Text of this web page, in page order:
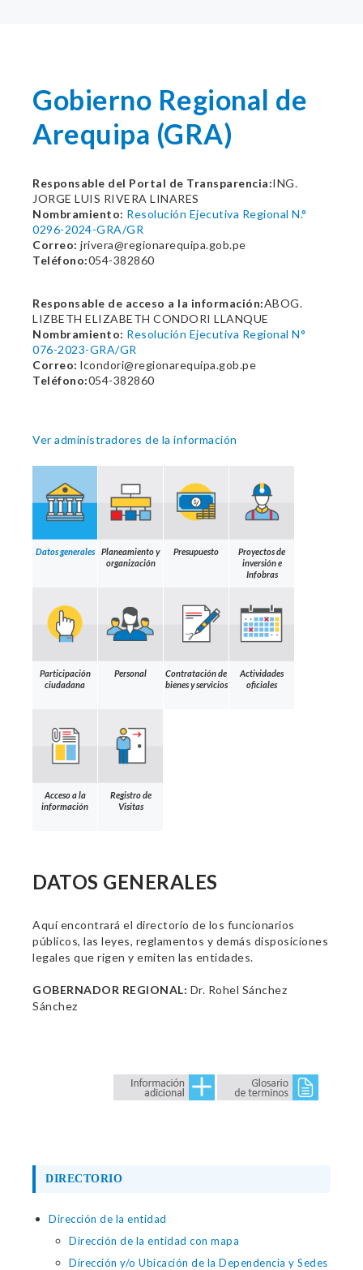
Gobierno Regional de
Arequipa (GRA)
Responsable del Portal de Transparencia:ING.
JORGE LUIS RIVERA LINARES
Nombramiento: Resolución Ejecutiva Regional N.°
0296-2024-GRA/GR
Correo: jrivera@regionarequipa.gob.pe
Teléfono:054-382860
Responsable de acceso a la información:ABOG.
LIZBETH ELIZABETH CONDORI LLANQUE
Nombramiento: Resolución Ejecutiva Regional N°
076-2023-GRA/GR
Correo: lcondori@regionarequipa.gob.pe
Teléfono:054-382860
Ver administradores de la información
Datos generales
Planeamiento y
organización
Presupuesto
Proyectos de
inversión e
Infobras
Participación
ciudadana
Personal
Contratación de
bienes y servicios
Actividades
oficiales
Acceso a la
información
Registro de
Visitas
DATOS GENERALES
Aquí encontrará el directorio de los funcionarios
públicos, las leyes, reglamentos y demás disposiciones
legales que rigen y emiten las entidades.
GOBERNADOR REGIONAL: Dr. Rohel Sánchez
Sánchez
DIRECTORIO
Dirección de la entidad
Dirección de la entidad con mapa
Dirección y/o Ubicación de la Dependencia y Sedes